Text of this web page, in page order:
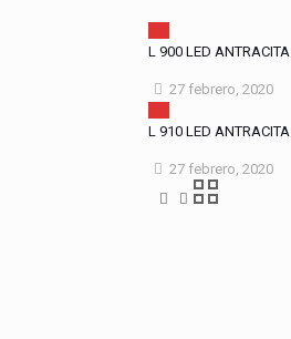
L 900 LED ANTRACITA
27 febrero, 2020
L 910 LED ANTRACITA
27 febrero, 2020